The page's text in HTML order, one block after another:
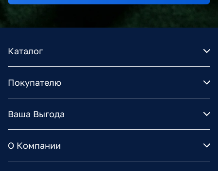
Каталог
Покупателю
Ваша Выгода
О Компании